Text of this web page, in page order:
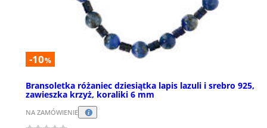
-10%
Bransoletka różaniec dziesiątka lapis lazuli i srebro 925,
zawieszka krzyż, koraliki 6 mm
NA ZAMÓWIENIE